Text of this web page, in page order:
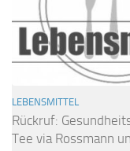
LEBENSMITTEL
Rückruf:
Tee via Rossmann